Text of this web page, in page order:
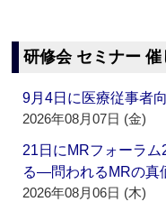
研修会 セミナー 催
9月4日に医療従事者
2026年08月07日 (金)
21日にMRフォーラム
る―問われるMRの
2026年08月06日 (木)